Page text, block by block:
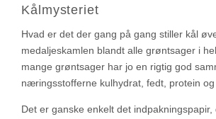
Kålmysteriet
Hvad er det der gang på gang stiller kål
medaljeskamlen blandt alle grøntsager i
mange grøntsager har jo en rigtig god
næringsstofferne kulhydrat, fedt, protein
Det er ganske enkelt det indpakningspapir,